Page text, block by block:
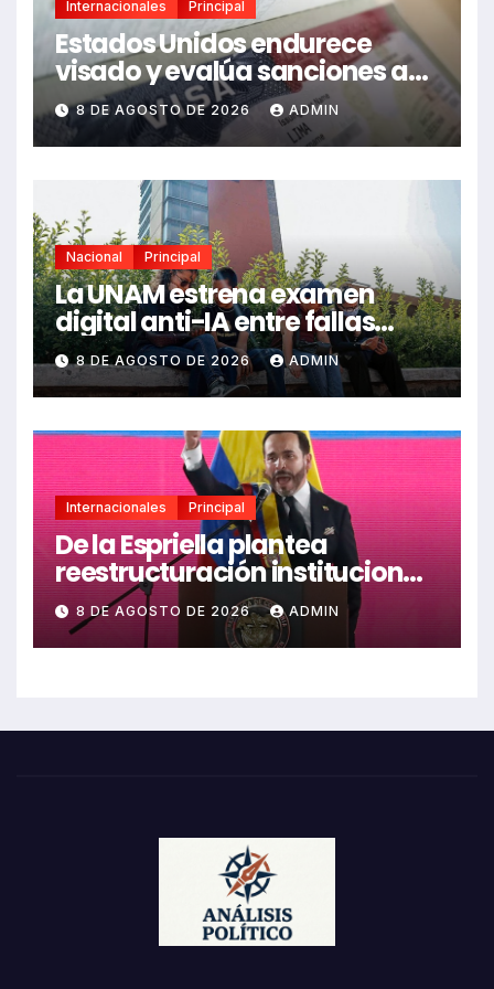
Internacionales Principal
Estados Unidos endurece
visado y evalúa sanciones a
funcionarios de México
8 DE AGOSTO DE 2026 ADMIN
Nacional Principal
La UNAM estrena examen
digital anti-IA entre fallas
técnicas y angustia
estudiantil
8 DE AGOSTO DE 2026 ADMIN
Internacionales Principal
De la Espriella plantea
reestructuración institucional
en Colombia enfocada en
valores
8 DE AGOSTO DE 2026 ADMIN